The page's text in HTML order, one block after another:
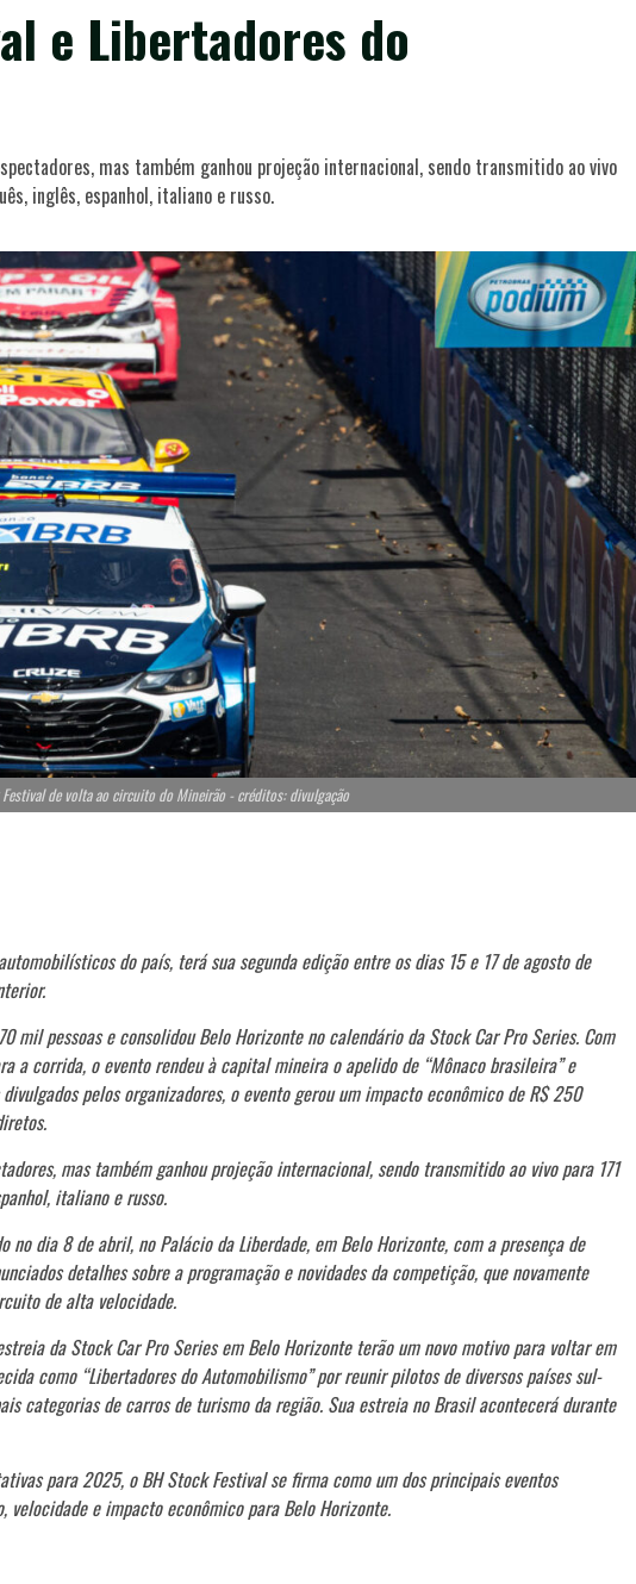
e Libertadores do
mas também ganhou projeção internacional, sendo transmitido ao vivo
inglês, espanhol, italiano e russo.
de volta ao circuito do Mineirão - créditos: divulgação
do país, terá sua segunda edição entre os dias 15 e 17 de agosto de
pessoas e consolidou Belo Horizonte no calendário da Stock Car Pro Series. Com
a corrida, o evento rendeu à capital mineira o apelido de “Mônaco brasileira” e
pelos organizadores, o evento gerou um impacto econômico de R$ 250
mas também ganhou projeção internacional, sendo transmitido ao vivo para 171
italiano e russo.
dia 8 de abril, no Palácio da Liberdade, em Belo Horizonte, com a presença de
detalhes sobre a programação e novidades da competição, que novamente
de alta velocidade.
da Stock Car Pro Series em Belo Horizonte terão um novo motivo para voltar em
como “Libertadores do Automobilismo” por reunir pilotos de diversos países sul-
categorias de carros de turismo da região. Sua estreia no Brasil acontecerá durante
para 2025, o BH Stock Festival se firma como um dos principais eventos
velocidade e impacto econômico para Belo Horizonte.